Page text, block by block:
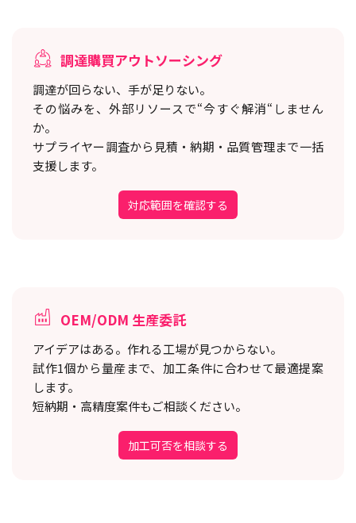
調達購買アウトソーシング
調達が回らない、手が足りない。
その悩みを、外部リソースで“今すぐ解消“しません
か。
サプライヤー調査から見積・納期・品質管理まで一括
支援します。
対応範囲を確認する
OEM/ODM 生産委託
アイデアはある。作れる工場が見つからない。
試作1個から量産まで、加工条件に合わせて最適提案
します。
短納期・高精度案件もご相談ください。
加工可否を相談する